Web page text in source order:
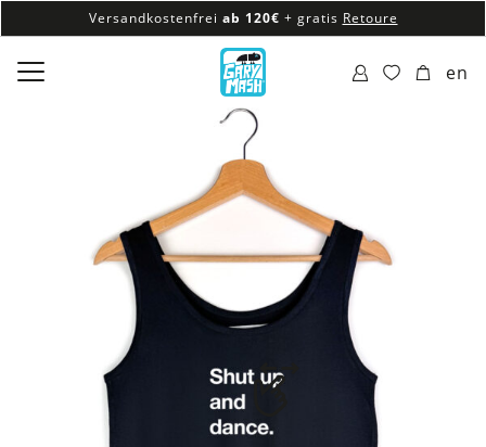
Versandkostenfrei ab 120€ + gratis Retoure
100% veganes & fair produziertes Sortiment
Versandkostenfrei ab 120€
en